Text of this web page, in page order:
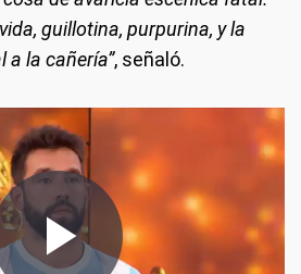
guillotina, purpurina, y la
a la cañería”, señaló.